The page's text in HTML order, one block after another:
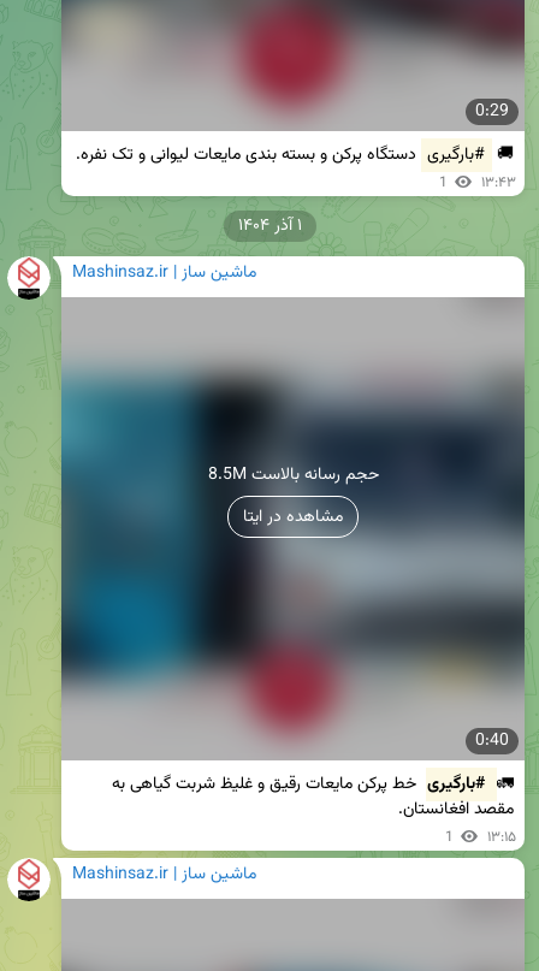
0:29
🚚 #بارگیری دستگاه پرکن و بسته بندی مایعات لیوانی و تک نفره.
1 ۱۳:۴۳
Mashinsaz.ir | ماشین ساز
0:40
8.5M حجم رسانه بالاست
مشاهده در ایتا
🚛 #بارگیری
مقصد افغانستان.
1 ۱۳:۱۵
۱ آذر ۱۴۰۴
Mashinsaz.ir | ماشین ساز